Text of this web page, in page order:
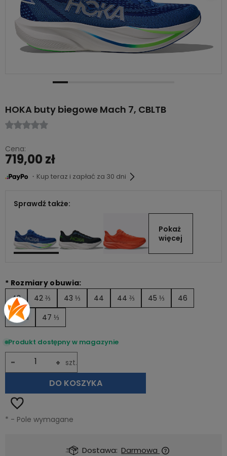
HOKA buty biegowe Mach 7, CBLTB
Cena:
719,00 zł
・Kup teraz i zapłać za 30 dni
Sprawdź także:
Pokaż
więcej
* Rozmiary obuwia:
42
42 ⅔ 43 ⅓ 44 44 ⅔ 45 ⅓
46
46 ⅔
47 ⅓
Produkt dostępny w magazynie
+
- szt.
DO KOSZYKA
* - Pole wymagane
Dostawa: Darmowa